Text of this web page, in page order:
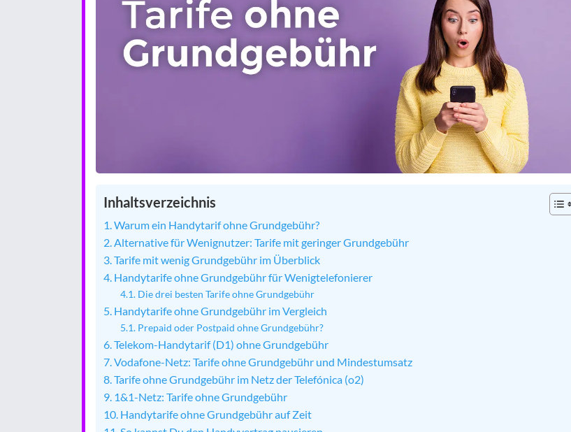
Inhaltsverzeichnis
Warum ein Handytarif ohne Grundgebühr?
Alternative für Wenignutzer: Tarife mit geringer Grundgebühr
Tarife mit wenig Grundgebühr im Überblick
Handytarife ohne Grundgebühr für Wenigtelefonierer
Die drei besten Tarife ohne Grundgebühr
Handytarife ohne Grundgebühr im Vergleich
Prepaid oder Postpaid ohne Grundgebühr?
Telekom-Handytarif (D1) ohne Grundgebühr
Vodafone-Netz: Tarife ohne Grundgebühr und Mindestumsatz
Tarife ohne Grundgebühr im Netz der Telefónica (o2)
1&1-Netz: Tarife ohne Grundgebühr
Handytarife ohne Grundgebühr auf Zeit